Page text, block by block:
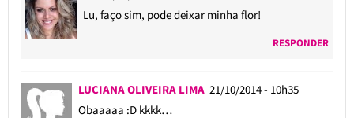
Lu, faço sim, pode deixar minha flor!
RESPONDER
LUCIANA OLIVEIRA LIMA 21/10/2014 - 10h35
Obaaaaa :D kkkk…